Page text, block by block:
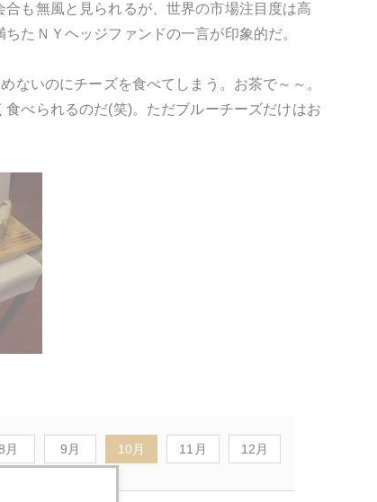
も無風と見られるが、世界の市場注目度は高
たＮＹヘッジファンドの一言が印象的だ。
ないのにチーズを食べてしまう。お茶で～～。
べられるのだ(笑)。ただブルーチーズだけはお
月 9月 10月 11月 12月